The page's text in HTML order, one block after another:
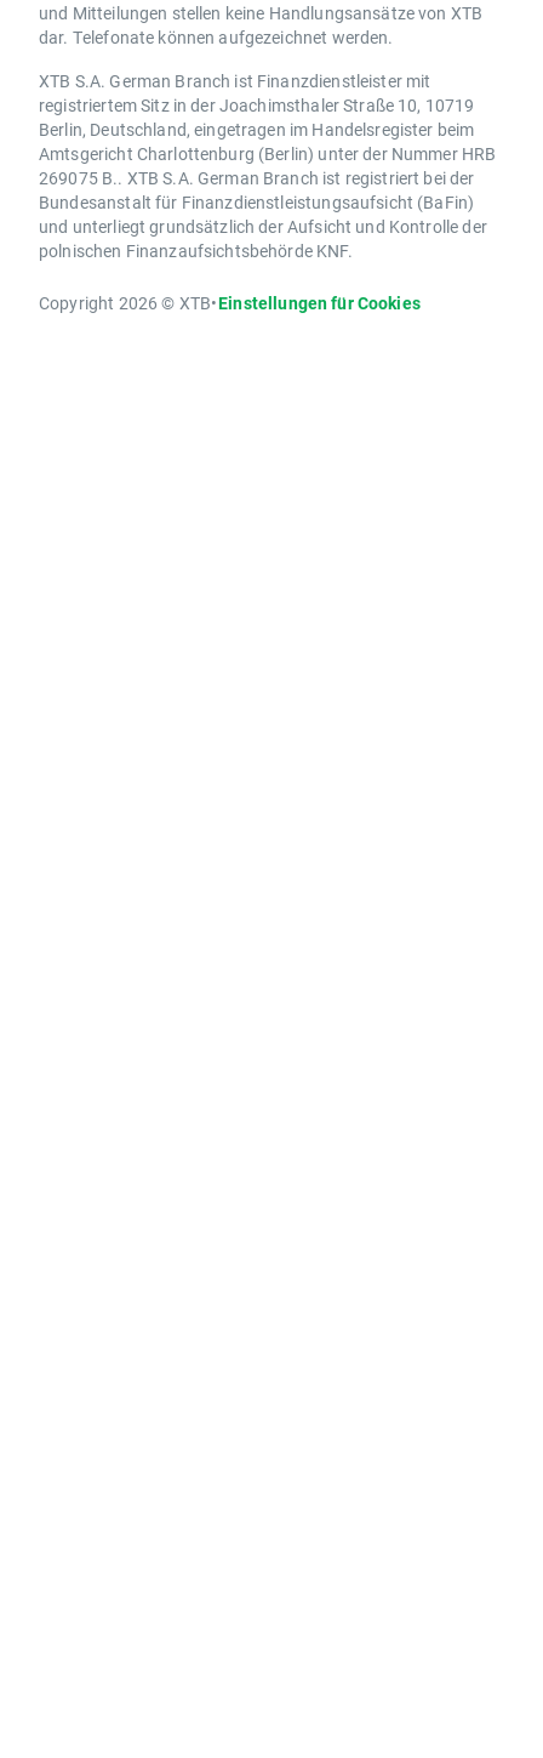
und Mitteilungen stellen keine Handlungsansätze von XTB
dar. Telefonate können aufgezeichnet werden.
XTB S.A. German Branch ist Finanzdienstleister mit
registriertem Sitz in der Joachimsthaler Straße 10, 10719
Berlin, Deutschland, eingetragen im Handelsregister beim
Amtsgericht Charlottenburg (Berlin) unter der Nummer HRB
269075 B.. XTB S.A. German Branch ist registriert bei der
Bundesanstalt für Finanzdienstleistungsaufsicht (BaFin)
und unterliegt grundsätzlich der Aufsicht und Kontrolle der
polnischen Finanzaufsichtsbehörde KNF.
Copyright 2026 © XTB•Einstellungen für Cookies